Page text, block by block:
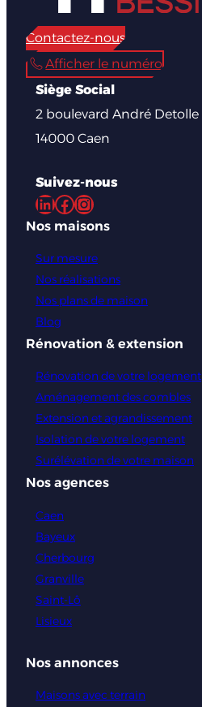
Contactez-nous
Afficher le numéro
Siège Social
2 boulevard André Detolle
14000 Caen
Suivez-nous
LinkedIn Facebook Instagram
Nos maisons
Sur mesure
Nos réalisations
Nos plans de maison
Blog
Rénovation & extension
Rénovation de votre logement
Aménagement des combles
Extension et agrandissement
Isolation de votre logement
Surélévation de votre maison
Nos agences
Caen
Bayeux
Cherbourg
Granville
Saint-Lô
Lisieux
Nos annonces
Maisons avec terrain